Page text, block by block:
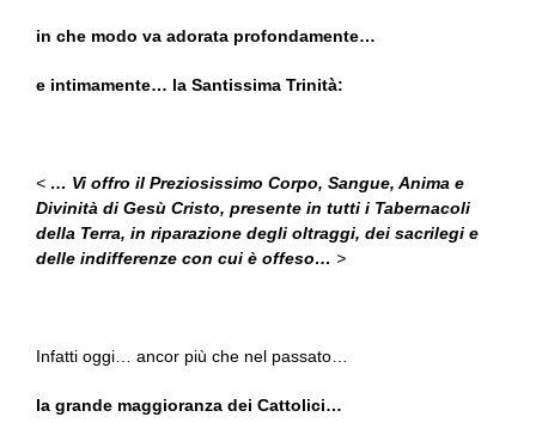
in che modo va adorata profondamente…
e intimamente… la Santissima Trinità:
< … Vi offro il Preziosissimo Corpo, Sangue, Anima e
Divinità di Gesù Cristo, presente in tutti i Tabernacoli
della Terra, in riparazione degli oltraggi, dei sacrilegi e
delle indifferenze con cui è offeso… >
Infatti oggi… ancor più che nel passato…
la grande maggioranza dei Cattolici…